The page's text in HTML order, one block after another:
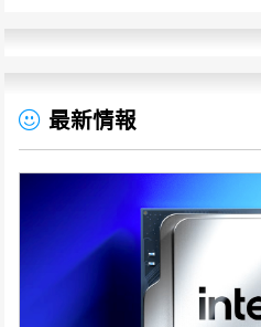
最新情報